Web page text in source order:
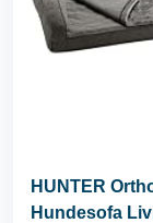
HUNTER
Hundesofa